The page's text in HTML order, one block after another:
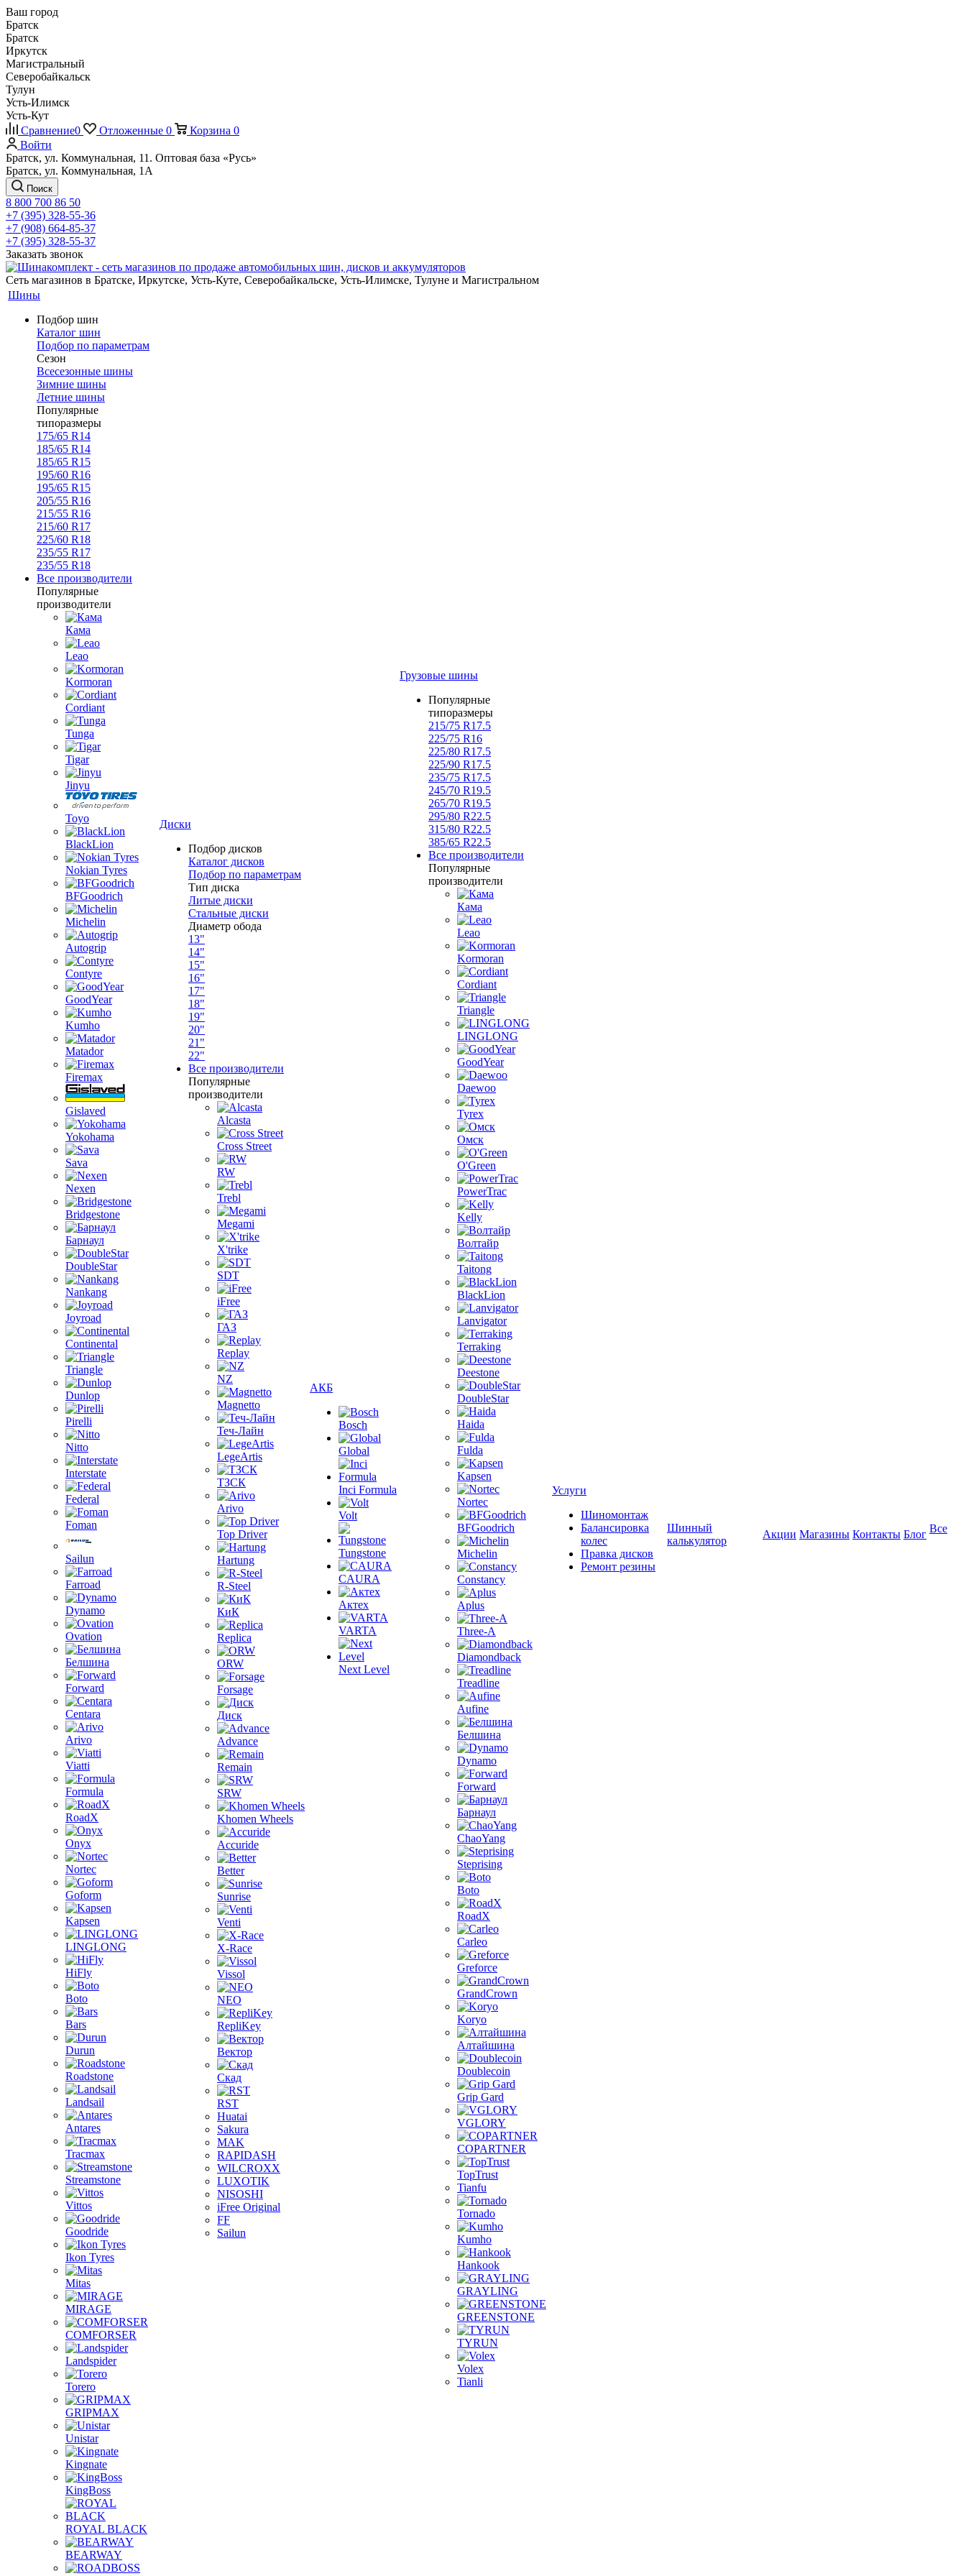
Ваш город
Братск
Братск
Иркутск
Магистральный
Северобайкальск
Тулун
Усть-Илимск
Усть-Кут
Сравнение0 Отложенные 0 Корзина 0
Войти
Братск, ул. Коммунальная, 11. Оптовая база «Русь»
Братск, ул. Коммунальная, 1А
Поиск
8 800 700 86 50
+7 (395) 328-55-36
+7 (908) 664-85-37
+7 (395) 328-55-37
Заказать звонок
Сеть магазинов в Братске, Иркутске, Усть-Куте, Северобайкальске, Усть-Илимске, Тулуне и Магистральном
Шины
Подбор шин
Каталог шин
Подбор по параметрам
Сезон
Всесезонные шины
Зимние шины
Летние шины
Популярные
типоразмеры
175/65 R14
185/65 R14
185/65 R15
195/60 R16
195/65 R15
205/55 R16
215/55 R16
215/60 R17
225/60 R18
235/55 R17
235/55 R18
Все производители
Популярные
производители
Кама
Leao
Kormoran
Cordiant
Tunga
Tigar
Jinyu
Toyo
BlackLion
Nokian Tyres
BFGoodrich
Michelin
Autogrip
Contyre
GoodYear
Kumho
Matador
Firemax
Gislaved
Yokohama
Sava
Nexen
Bridgestone
Барнаул
DoubleStar
Nankang
Joyroad
Continental
Triangle
Dunlop
Pirelli
Nitto
Interstate
Federal
Foman
Sailun
Farroad
Dynamo
Ovation
Белшина
Forward
Centara
Arivo
Viatti
Formula
RoadX
Onyx
Nortec
Goform
Kapsen
LINGLONG
HiFly
Boto
Bars
Durun
Roadstone
Landsail
Antares
Tracmax
Streamstone
Vittos
Goodride
Ikon Tyres
Mitas
MIRAGE
COMFORSER
Landspider
Torero
GRIPMAX
Unistar
Kingnate
KingBoss
ROYAL BLACK
BEARWAY
Диски
Подбор дисков
Каталог дисков
Подбор по параметрам
Тип диска
Литые диски
Стальные диски
Диаметр обода
13"
14"
15"
16"
17"
18"
19"
20"
21"
22"
Все производители
Популярные
производители
Alcasta
Cross Street
RW
Trebl
Megami
X'trike
SDT
iFree
ГАЗ
Replay
NZ
Magnetto
Теч-Лайн
LegeArtis
ТЗСК
Arivo
Top Driver
Hartung
R-Steel
КиК
Replica
ORW
Forsage
Диск
Advance
Remain
SRW
Khomen Wheels
Accuride
Better
Sunrise
Venti
X-Race
Vissol
NEO
RepliKey
Вектор
Скад
RST
Huatai
Sakura
MAK
RAPIDASH
WILCROXX
LUXOTIK
NISOSHI
iFree Original
FF
Sailun
АКБ
Bosch
Global
Inci Formula
Volt
Tungstone
CAURA
Актех
VARTA
Next Level
Грузовые шины
Популярные
типоразмеры
215/75 R17.5
225/75 R16
225/80 R17.5
225/90 R17.5
235/75 R17.5
245/70 R19.5
265/70 R19.5
295/80 R22.5
315/80 R22.5
385/65 R22.5
Все производители
Популярные
производители
Кама
Leao
Kormoran
Cordiant
Triangle
LINGLONG
GoodYear
Daewoo
Tyrex
Омск
O'Green
PowerTrac
Kelly
Волтайр
Taitong
BlackLion
Lanvigator
Terraking
Deestone
DoubleStar
Haida
Fulda
Kapsen
Nortec
BFGoodrich
Michelin
Constancy
Aplus
Three-A
Diamondback
Treadline
Aufine
Белшина
Dynamo
Forward
Барнаул
ChaoYang
Steprising
Boto
RoadX
Carleo
Greforce
GrandCrown
Koryo
Алтайшина
Doublecoin
Grip Gard
VGLORY
COPARTNER
TopTrust
Tianfu
Tornado
Kumho
Hankook
GRAYLING
GREENSTONE
TYRUN
Volex
Tianli
Услуги
Шиномонтаж
Балансировка
колес
Правка дисков
Ремонт резины
Шинный
калькулятор
Акции Магазины Контакты Блог Все